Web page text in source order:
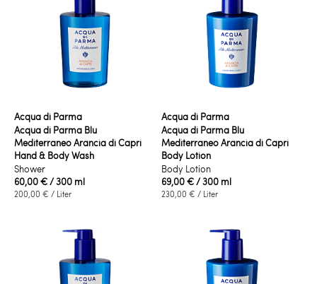
Acqua di Parma
Acqua di Parma Blu
Mediterraneo Arancia di Capri
Hand & Body Wash
Shower
60,00 €/ 300 ml
200,00 € / Liter
Acqua di Parma
Acqua di Parma Blu
Mediterraneo Arancia di Capri
Body Lotion
Body Lotion
69,00 €/ 300 ml
230,00 € / Liter